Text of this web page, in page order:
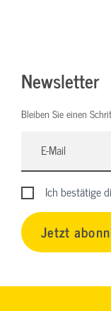
Newsletter
Bleiben Sie einen
Ich bestätige
Jetzt